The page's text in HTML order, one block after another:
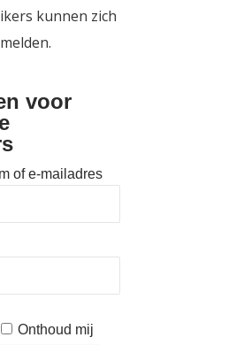
kunnen zich
voor
of e-mailadres
Onthoud mij